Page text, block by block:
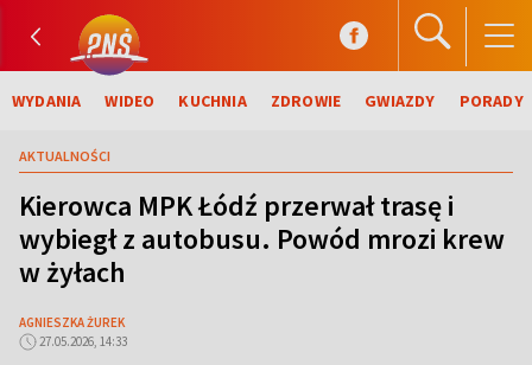
WYDANIA WIDEO KUCHNIA ZDROWIE GWIAZDY PORADY
AKTUALNOŚCI
Kierowca MPK Łódź przerwał trasę i
wybiegł z autobusu. Powód mrozi krew
w żyłach
AGNIESZKA ŻUREK
27.05.2026, 14:33